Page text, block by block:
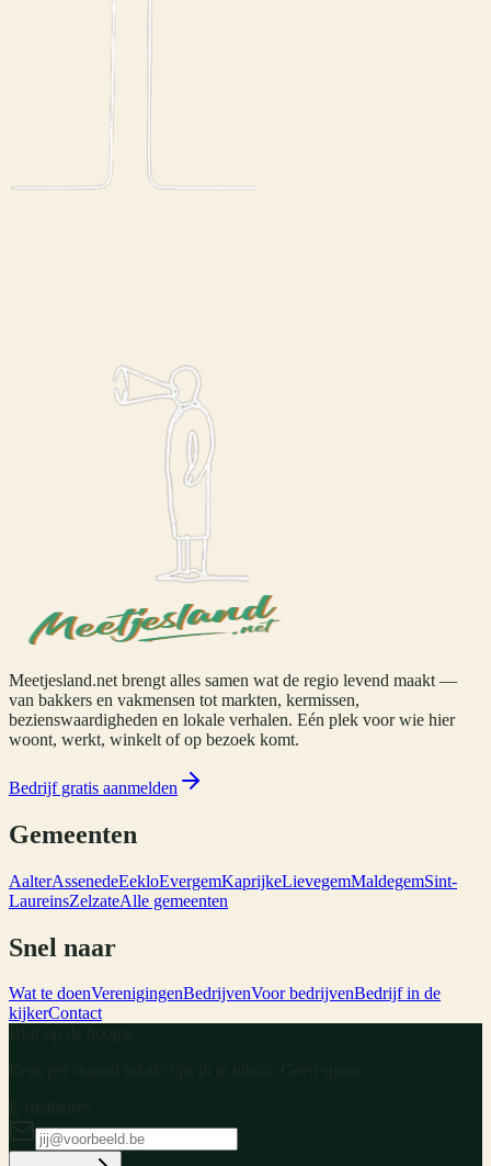
Meetjesland.net brengt alles samen wat de regio levend maakt —
van bakkers en vakmensen tot markten, kermissen,
bezienswaardigheden en lokale verhalen. Eén plek voor wie hier
woont, werkt, winkelt of op bezoek komt.
Bedrijf gratis aanmelden
Gemeenten
AalterAssenedeEekloEvergemKaprijkeLievegemMaldegemSint-
LaureinsZelzateAlle gemeenten
Snel naar
Wat te doenVerenigingenBedrijvenVoor bedrijvenBedrijf in de
kijkerContact